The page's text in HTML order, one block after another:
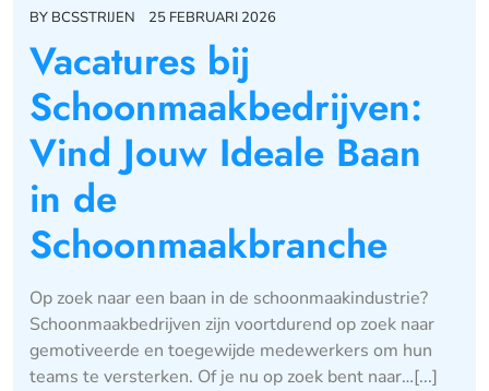
BY BCSSTRIJEN 25 FEBRUARI 2026
Vacatures bij
Schoonmaakbedrijven:
Vind Jouw Ideale Baan
in de
Schoonmaakbranche
Op zoek naar een baan in de schoonmaakindustrie?
Schoonmaakbedrijven zijn voortdurend op zoek naar
gemotiveerde en toegewijde medewerkers om hun
teams te versterken. Of je nu op zoek bent naar…[...]